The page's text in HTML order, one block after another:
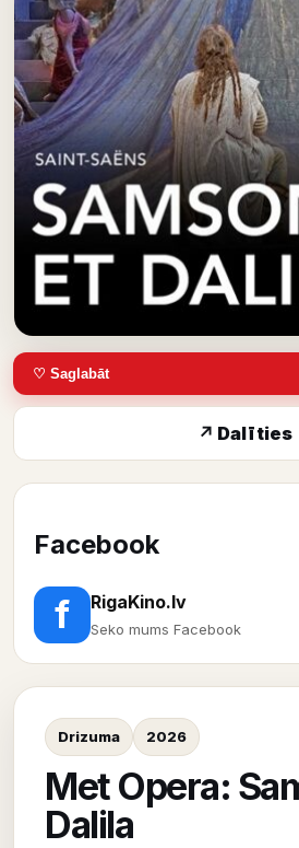
♡ Saglabāt
↗ Dalīties
Facebook
f RigaKino.lv
Seko mums Facebook
Drizuma 2026
Met Opera:
Dalila